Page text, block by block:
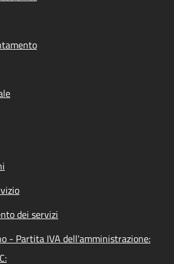
dei servizi
- Partita IVA dell'amministrazione: